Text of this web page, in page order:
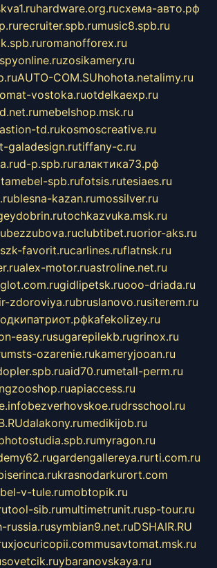
hardware.org.ruсхема-авто.рф
recruiter.spb.rumusic8.spb.ru
romanofforex.ru
spyonline.ruzosikamery.ru
AUTO-COM.SUhohota.netalimy.ru
vostoka.ruotdelkaexp.ru
mebelshop.msk.ru
td.rukosmoscreative.ru
galadesign.rutiffany-c.ru
d-p.spb.ruгалактика73.рф
spb.rufotsis.rutesiaes.ru
blesna-kazan.rumossilver.ru
tochkazvuka.msk.ru
bezzubova.ruclubtibet.ruorior-aks.ru
szk-favorit.rucarlines.ruflatnsk.ru
alex-motor.ruastroline.net.ru
gidlipetsk.ruooo-driada.ru
zdoroviya.rubruslanovo.rusiterem.ru
kafekolizey.ru
easy.rusugarepilekb.rugrinox.ru
msts-ozarenie.rukameryjooan.ru
aid70.rumetall-perm.ru
apiaccess.ru
bezverhovskoe.rudrsschool.ru
dalakony.rumedikijob.ru
myragon.ru
gardengallereya.rurti.com.ru
krasnodarkurort.com
v-tule.rumobtopik.ru
tool-sib.rumultimetrunit.rusp-tour.ru
russia.rusymbian9.net.ruDSHAIR.RU
xjocuricopii.commusavtomat.msk.ru
sovetcik.ruybaranovskaya.ru